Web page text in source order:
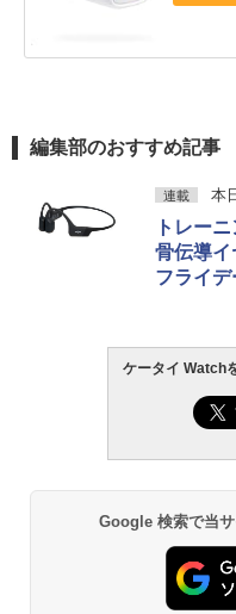
編集部のおすすめ記事
連載 本
トレー
骨伝導
フライデ
ケータイ Watch
Google 検索で当